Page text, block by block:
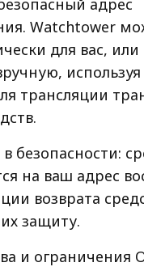
адрес
Watchtower
для вас,
трансляции
безопасности:
на ваш адрес
возврата
защиту.
и ограничения